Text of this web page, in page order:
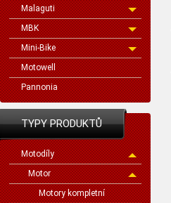
Malaguti
MBK
Mini-Bike
Motowell
Pannonia
TYPY PRODUKTŮ
Motodíly
Motor
Motory kompletní